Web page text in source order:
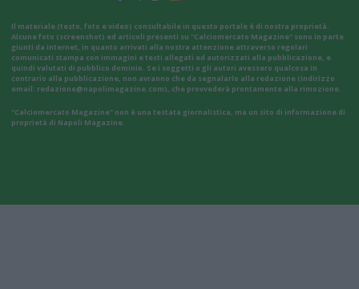
Il materiale (testo, foto e video) consultabile in questo portale è di nostra proprietà.
Alcune foto (screenshot) ed articoli presenti su "Calciomercato Magazine" sono in parte
giunti da internet, in quanto arrivati alla nostra attenzione attraverso regolari
comunicati stampa con immagini e testi allegati ed autorizzati alla pubblicazione, e
quindi valutati di pubblico dominio. Se i soggetti o gli autori avessero qualcosa in
contrario alla pubblicazione, non avranno che da segnalarlo alla redazione (indirizzo
email: redazione@napolimagazine.com), che provvederà prontamente alla rimozione.
"Calciomercato Magazine" non è una testata giornalistica, ma un sito di informazione di
proprietà di Napoli Magazine.